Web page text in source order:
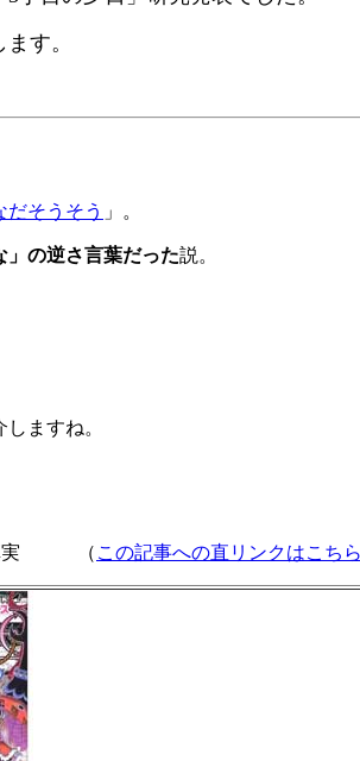
す。
だそうそう 」。
」の逆さ言葉だった説。
ますね。
真実 （ この記事への直リンクはこちら